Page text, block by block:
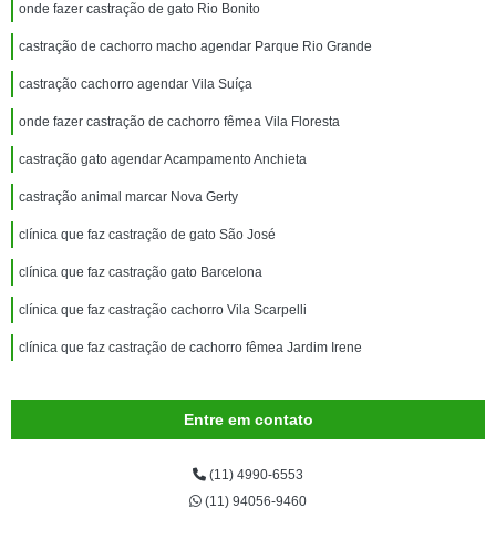
onde fazer castração de gato Rio Bonito
castração de cachorro macho agendar Parque Rio Grande
castração cachorro agendar Vila Suíça
onde fazer castração de cachorro fêmea Vila Floresta
castração gato agendar Acampamento Anchieta
castração animal marcar Nova Gerty
clínica que faz castração de gato São José
clínica que faz castração gato Barcelona
clínica que faz castração cachorro Vila Scarpelli
clínica que faz castração de cachorro fêmea Jardim Irene
Entre em contato
(11) 4990-6553
(11) 94056-9460